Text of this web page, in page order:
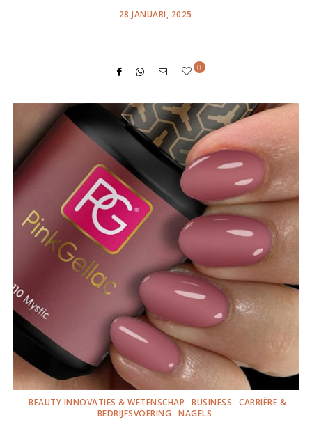
POSTED
28 JANUARI, 2025
0
BEAUTY INNOVATIES & WETENSCHAP BUSINESS
CARRIÈRE &
BEDRIJFSVOERING
NAGELS